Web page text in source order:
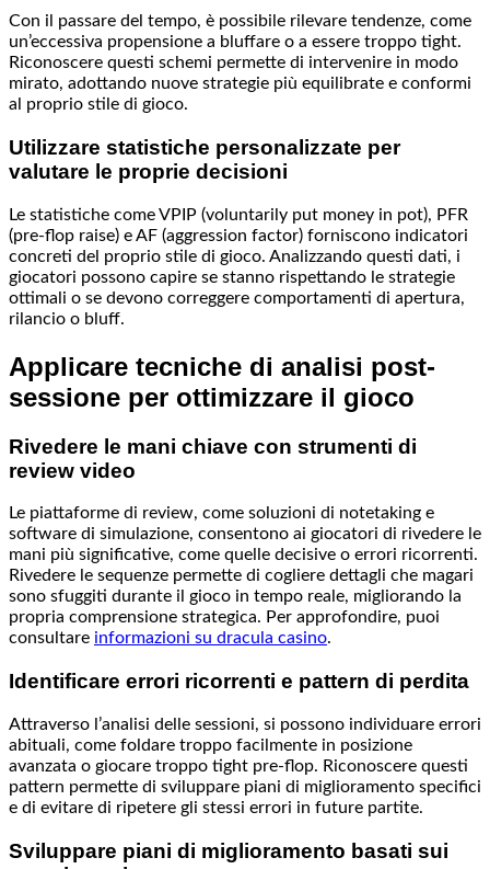
Con il passare del tempo, è possibile rilevare tendenze, come
un’eccessiva propensione a bluffare o a essere troppo tight.
Riconoscere questi schemi permette di intervenire in modo
mirato, adottando nuove strategie più equilibrate e conformi
al proprio stile di gioco.
Utilizzare statistiche personalizzate per
valutare le proprie decisioni
Le statistiche come VPIP (voluntarily put money in pot), PFR
(pre-flop raise) e AF (aggression factor) forniscono indicatori
concreti del proprio stile di gioco. Analizzando questi dati, i
giocatori possono capire se stanno rispettando le strategie
ottimali o se devono correggere comportamenti di apertura,
rilancio o bluff.
Applicare tecniche di analisi post-
sessione per ottimizzare il gioco
Rivedere le mani chiave con strumenti di
review video
Le piattaforme di review, come soluzioni di notetaking e
software di simulazione, consentono ai giocatori di rivedere le
mani più significative, come quelle decisive o errori ricorrenti.
Rivedere le sequenze permette di cogliere dettagli che magari
sono sfuggiti durante il gioco in tempo reale, migliorando la
propria comprensione strategica. Per approfondire, puoi
consultare informazioni su dracula casino.
Identificare errori ricorrenti e pattern di perdita
Attraverso l’analisi delle sessioni, si possono individuare errori
abituali, come foldare troppo facilmente in posizione
avanzata o giocare troppo tight pre-flop. Riconoscere questi
pattern permette di sviluppare piani di miglioramento specifici
e di evitare di ripetere gli stessi errori in future partite.
Sviluppare piani di miglioramento basati sui